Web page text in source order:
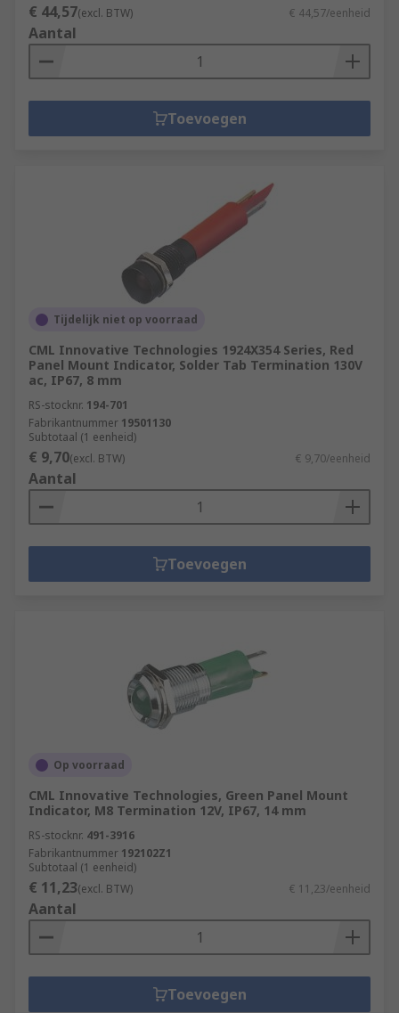
€ 44,57(excl. BTW) € 44,57/eenheid
Aantal
Toevoegen
Tijdelijk niet op voorraad
CML Innovative Technologies 1924X354 Series, Red
Panel Mount Indicator, Solder Tab Termination 130V
ac, IP67, 8 mm
RS-stocknr. 194-701
Fabrikantnummer 19501130
Subtotaal (1 eenheid)
€ 9,70(excl. BTW) € 9,70/eenheid
Aantal
Toevoegen
Op voorraad
CML Innovative Technologies, Green Panel Mount
Indicator, M8 Termination 12V, IP67, 14 mm
RS-stocknr. 491-3916
Fabrikantnummer 192102Z1
Subtotaal (1 eenheid)
€ 11,23(excl. BTW) € 11,23/eenheid
Aantal
Toevoegen